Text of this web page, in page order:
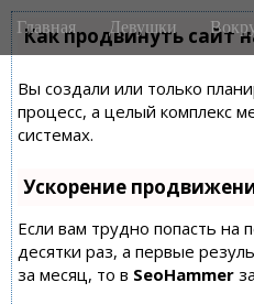
Как продвинуть сайт
Вы создали или только
процесс, а целый комплекс
системах.
Ускорение
Если вам трудно попасть на
десятки раз, а первые
за месяц, то в SeoHammer
M
a
n
m
e
n
u
i
Главная Девушки